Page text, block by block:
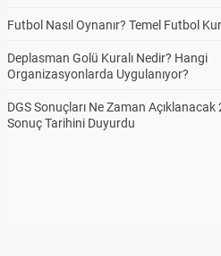
Futbol Nasıl Oynanır? Temel Futbol
Deplasman Golü Kuralı Nedir? Hangi
Organizasyonlarda Uygulanıyor?
DGS Sonuçları Ne Zaman Açıklanacak
Sonuç Tarihini Duyurdu